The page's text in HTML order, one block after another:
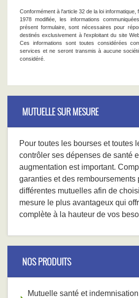
Conformément à l'article 32 de la loi
1978 modifiée, les informations
présent formulaire, sont nécessaires pour
destinés exclusivement à l'exploitant du site
Ces informations sont toutes considérées
services et ne seront transmis à aucune
considéré.
MUTUELLE SUR MESURE
Pour toutes les bourses et toutes
contrôler ses dépenses de santé
augmentation est important.
garanties et des remboursements
différentes mutuelles afin de
mesure le plus avantageux qui
complète à la hauteur de vos
NOS PRODUITS
Mutuelle santé et